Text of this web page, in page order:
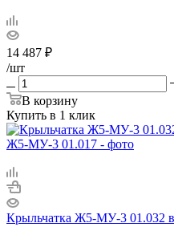
14 487 ₽
/шт
В корзину
Купить в 1 клик
Крыльчатка Ж5-МУ-3 01.032 в